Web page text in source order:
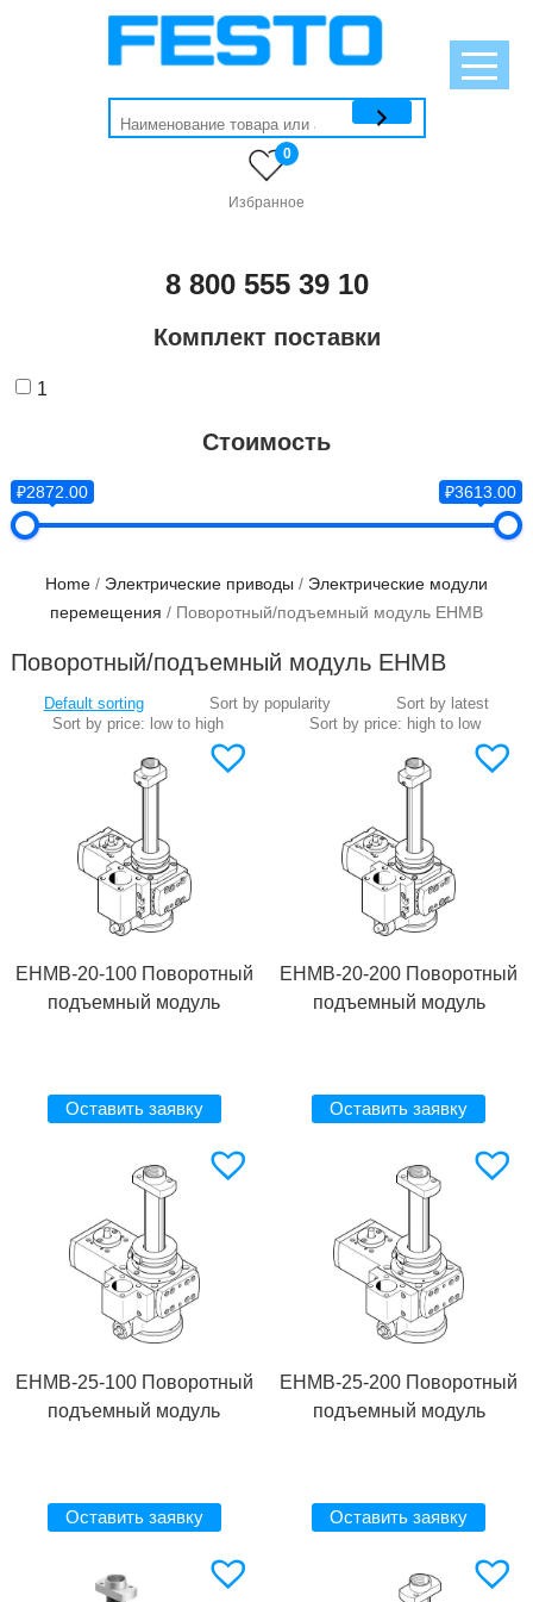
Избранное
0
8 800 555 39 10
Комплект поставки
1
Стоимость
₽2872.00 ₽3613.00
Home / Электрические приводы / Электрические модули
перемещения / Поворотный/подъемный модуль EHMB
Поворотный/подъемный модуль EHMB
EHMB-20-100 Поворотный
подъемный модуль
Оставить заявку
EHMB-20-200 Поворотный
подъемный модуль
Оставить заявку
EHMB-25-100 Поворотный
подъемный модуль
Оставить заявку
EHMB-25-200 Поворотный
подъемный модуль
Оставить заявку